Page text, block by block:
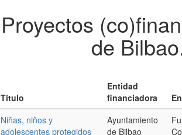
Proyectos
de
Título
Entidad
financiadora
Niñas, niños y
adolescentes protegidos
Ayuntamiento
de Bilbao